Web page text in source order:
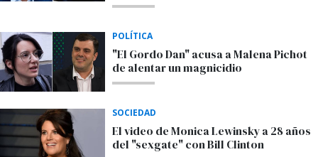
POLÍTICA
"El Gordo Dan" acusa a Malena Pichot
de alentar un magnicidio
SOCIEDAD
El video de Monica Lewinsky a 28 años
del "sexgate" con Bill Clinton